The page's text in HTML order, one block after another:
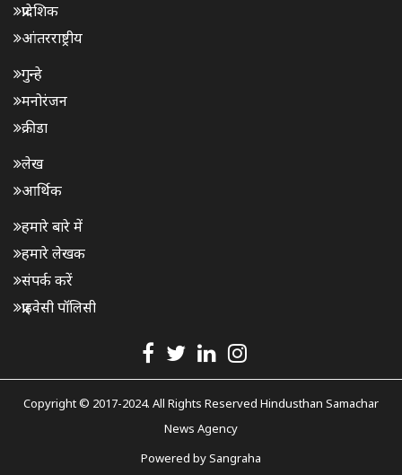
प्रादेशिक
आंतरराष्ट्रीय
गुन्हे
मनोरंजन
क्रीडा
लेख
आर्थिक
हमारे बारे में
हमारे लेखक
संपर्क करें
प्राइवेसी पॉलिसी
Copyright © 2017-2024. All Rights Reserved Hindusthan Samachar
News Agency
Powered bySangraha